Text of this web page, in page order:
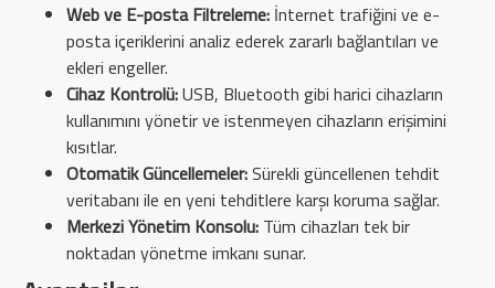
Web ve E-posta Filtreleme: İnternet trafiğini ve e-
posta içeriklerini analiz ederek zararlı bağlantıları ve
ekleri engeller.
Cihaz Kontrolü:USB, Bluetooth gibi harici cihazların
kullanımını yönetir ve istenmeyen cihazların erişimini
kısıtlar.
Otomatik Güncellemeler:Sürekli güncellenen tehdit
veritabanı ile en yeni tehditlere karşı koruma sağlar.
Merkezi Yönetim Konsolu: Tüm cihazları tek bir
noktadan yönetme imkanı sunar.